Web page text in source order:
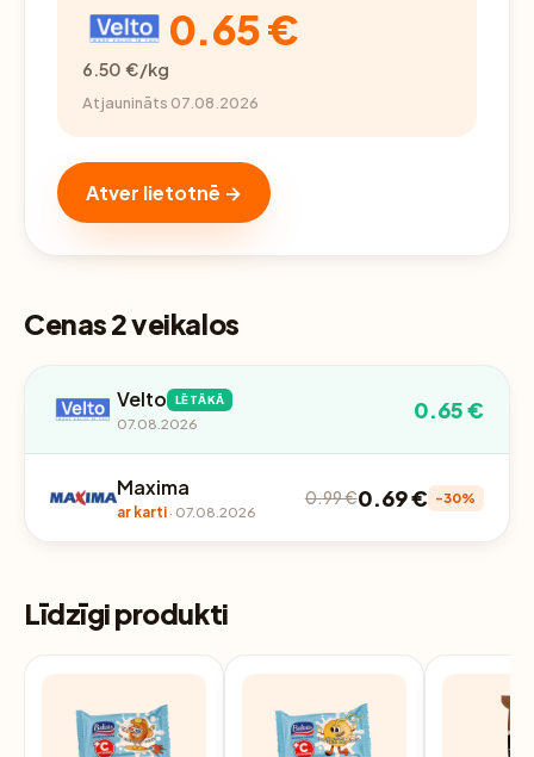
0.65 €
6.50 €/kg
Atjaunināts 07.08.2026
Atver lietotnē →
Cenas 2 veikalos
Velto LĒTĀKĀ
07.08.2026
0.65 €
Maxima
ar karti· 07.08.2026
0.99 €0.69 € -30%
Līdzīgi produkti